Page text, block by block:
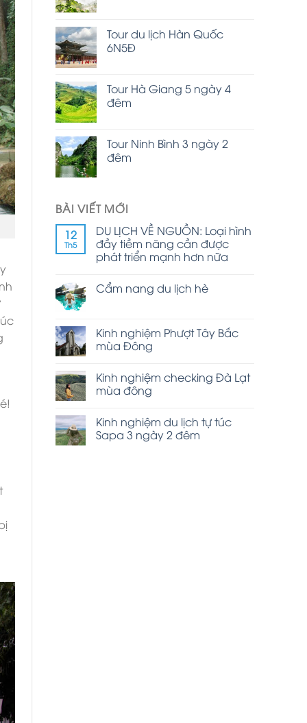
Tour du lịch Hàn Quốc
6N5Đ
Tour Hà Giang 5 ngày 4
đêm
Tour Ninh Bình 3 ngày 2
đêm
BÀI VIẾT MỚI
12
Th5
DU LỊCH VỀ NGUỒN: Loại hình
đầy tiềm năng cần được
phát triển mạnh hơn nữa
Cẩm nang du lịch hè
Kinh nghiệm Phượt Tây Bắc
mùa Đông
Kinh nghiệm checking Đà Lạt
mùa đông
Kinh nghiệm du lịch tự túc
Sapa 3 ngày 2 đêm